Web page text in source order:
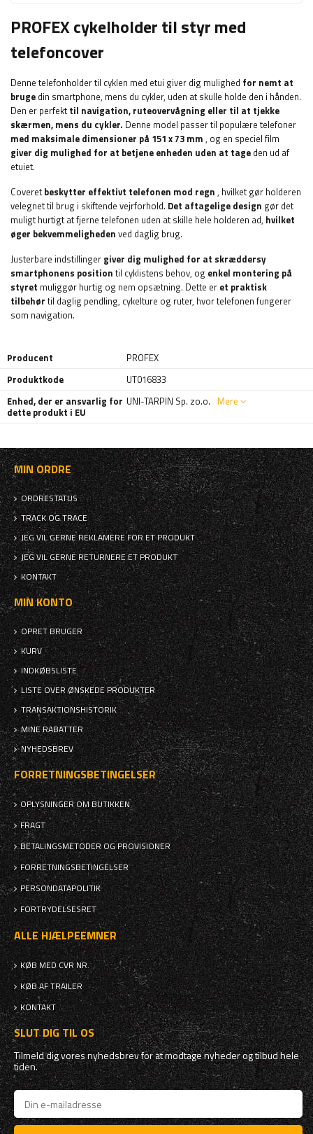
PROFEX cykelholder til styr med
telefoncover
Denne telefonholder til cyklen med etui giver dig mulighed for nemt at
bruge din smartphone, mens du cykler, uden at skulle holde den i hånden.
Den er perfekttil navigation, ruteovervågning eller til at tjekke
skærmen, mens du cykler. Denne model passer til populære telefoner
med maksimale dimensioner på 151 x 73 mm , og en speciel film
giver dig mulighed for at betjene enheden uden at tage den ud af
etuiet.
Coveretbeskytter effektivt telefonen mod regn , hvilket gør holderen
velegnet til brug i skiftende vejrforhold. Det aftagelige design gør det
muligt hurtigt at fjerne telefonen uden at skille hele holderen ad, hvilket
øger bekvemmeligheden ved daglig brug.
Justerbare indstillinger giver dig mulighed for at skræddersy
smartphonens position til cyklistens behov, og enkel montering på
styret muliggør hurtig og nem opsætning. Dette er et praktisk
tilbehør til daglig pendling, cykelture og ruter, hvor telefonen fungerer
som navigation.
Producent
PROFEX
Produktkode
UT016833
Enhed, der er ansvarlig for
dette produkt i EU
UNI-TARPIN Sp. zo.o. Mere
MIN ORDRE
ORDRESTATUS
TRACK OG TRACE
JEG VIL GERNE REKLAMERE FOR ET PRODUKT
JEG VIL GERNE RETURNERE ET PRODUKT
KONTAKT
MIN KONTO
OPRET BRUGER
KURV
INDKØBSLISTE
LISTE OVER ØNSKEDE PRODUKTER
TRANSAKTIONSHISTORIK
MINE RABATTER
NYHEDSBREV
FORRETNINGSBETINGELSER
OPLYSNINGER OM BUTIKKEN
FRAGT
BETALINGSMETODER OG PROVISIONER
FORRETNINGSBETINGELSER
PERSONDATAPOLITIK
FORTRYDELSESRET
ALLE HJÆLPEEMNER
KØB MED CVR NR.
KØB AF TRAILER
KONTAKT
SLUT DIG TIL OS
Tilmeld dig vores nyhedsbrev for at modtage nyheder og tilbud hele
tiden.